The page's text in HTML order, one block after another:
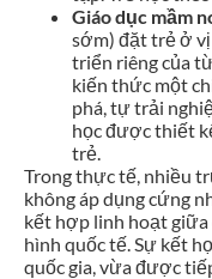
Giáo dục mầm
sớm) đặt trẻ ở
triển riêng của
kiến thức một
phá, tự trải
học được thiết
trẻ.
Trong thực tế, nhiều
không áp dụng cứng
kết hợp linh hoạt
hình quốc tế. Sự kết
quốc gia, vừa được